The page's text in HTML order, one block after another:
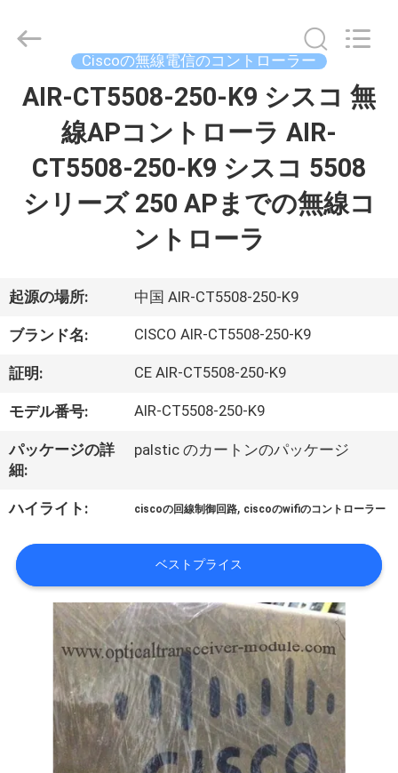
家
ビ
デ
オ
わ
た
し
ち
Reserved.
Ciscoの無線電信のコントローラー
AIR-CT5508-250-K9 シスコ 無
線APコントローラ AIR-
CT5508-250-K9 シスコ 5508
シリーズ 250 APまでの無線コ
ントローラ
起源の場所: 中国 AIR-CT5508-250-K9
ブランド名: CISCO AIR-CT5508-250-K9
証明: CE AIR-CT5508-250-K9
モデル番号: AIR-CT5508-250-K9
パッケージの詳
細:
palstic のカートンのパッケージ
ハイライト: ciscoの回線制御回路, ciscoのwifiのコントローラー
ベストプライス